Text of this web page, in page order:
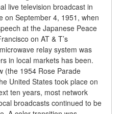
live television broadcast in
on September 4, 1951, when
at the Japanese Peace
on AT & T’s
relay system was
in local markets has been.
(the 1954 Rose Parade
United States took place on
ten years, most network
broadcasts continued to be